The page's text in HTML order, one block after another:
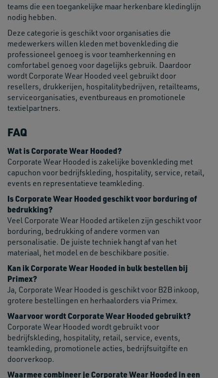
teams die een toegankelijke maar herkenbare kledinglijn
nodig hebben.
Deze categorie is geschikt voor organisaties die
medewerkers willen kleden met bovenkleding die
professioneel genoeg is voor teamherkenning en
comfortabel genoeg voor dagelijks gebruik. Daardoor
wordt Corporate Wear Hooded veel gebruikt door
resellers, drukkerijen, hospitalitybedrijven, retailteams,
serviceorganisaties, eventbureaus en promotionele
textielpartners.
FAQ
Wat is Corporate Wear Hooded?
Corporate Wear Hooded is zakelijke bovenkleding met
capuchon voor bedrijfskleding, hospitality, service, retail,
events en representatieve teamkleding.
Is Corporate Wear Hooded geschikt voor borduring of
bedrukking?
Veel Corporate Wear Hooded artikelen zijn geschikt voor
borduring, bedrukking of andere vormen van
personalisatie. De juiste techniek hangt af van het
materiaal, het model en de beschikbare positie.
Kan ik Corporate Wear Hooded in bulk bestellen bij
Primex?
Ja, Corporate Wear Hooded is geschikt voor B2B inkoop,
grotere bestellingen en herhaalorders via Primex.
Waarvoor wordt Corporate Wear Hooded gebruikt?
Corporate Wear Hooded wordt gebruikt voor
bedrijfskleding, hospitality, retail, service, events,
teamkleding, promotionele acties, bedrijfsuitgifte en
doorverkoop.
Waarmee combineer je Corporate Wear Hooded in een